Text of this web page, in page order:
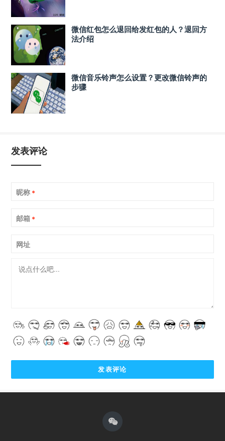
微信红包怎么退回给发红包的人？退回方
法介绍
微信音乐铃声怎么设置？更改微信铃声的
步骤
发表评论
昵称 *
邮箱 *
网址